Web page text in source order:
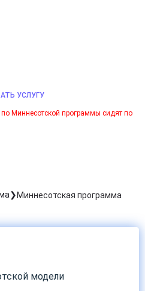
УСЛУГУ
Миннесотская программа
модели